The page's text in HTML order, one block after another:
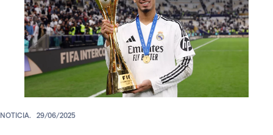
NOTICIA. 29/06/2025